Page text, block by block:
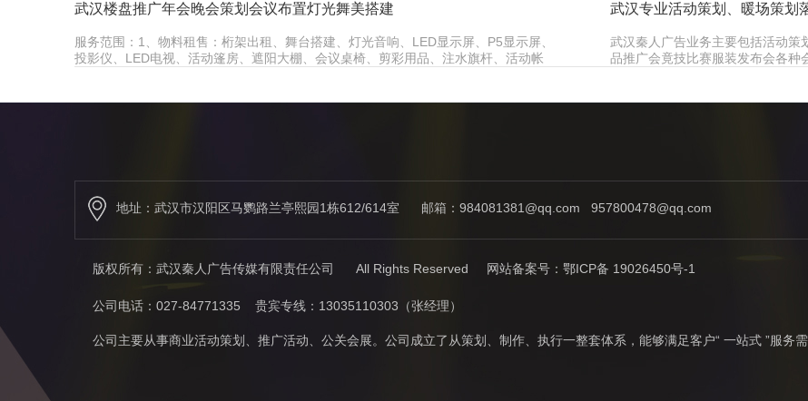
武汉楼盘推广年会晚会策划会议布置灯光舞美搭建
服务范围：1、物料租售：桁架出租、舞台搭建、灯光音响、LED显示屏、P5显示屏、
投影仪、LED电视、活动篷房、遮阳大棚、会议桌椅、剪彩用品、注水旗杆、活动帐
武汉专业活动策划、暖场策划
武汉秦人广告业务主要包括活动策
品推广会竟技比赛服装发布会各种
地址：武汉市汉阳区马鹦路兰亭熙园1栋612/614室 邮箱：984081381@qq.com 957800478@qq.com
版权所有：武汉秦人广告传媒有限责任公司 All Rights Reserved 网站备案号： 鄂ICP备 19026450号-1
公司电话：027-84771335 贵宾专线：13035110303（张经理）
公司主要从事商业活动策划、推广活动、公关会展。公司成立了从策划、制作、执行一整套体系，能够满足客户“ 一站式 ”服务